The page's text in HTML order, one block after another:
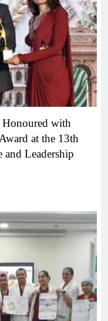
Honoured with
at the 13th
and Leadership